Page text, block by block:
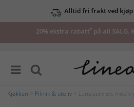
Alltid fri frakt ved kjøp
20% ekstra rabatt* på all SALG.
Kjøkken Piknik & uteliv > Lunsjserviett med